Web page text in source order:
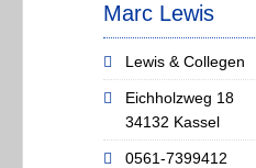
Marc Lewis
Lewis & Collegen
Eichholzweg 18
34132 Kassel
0561-7399412